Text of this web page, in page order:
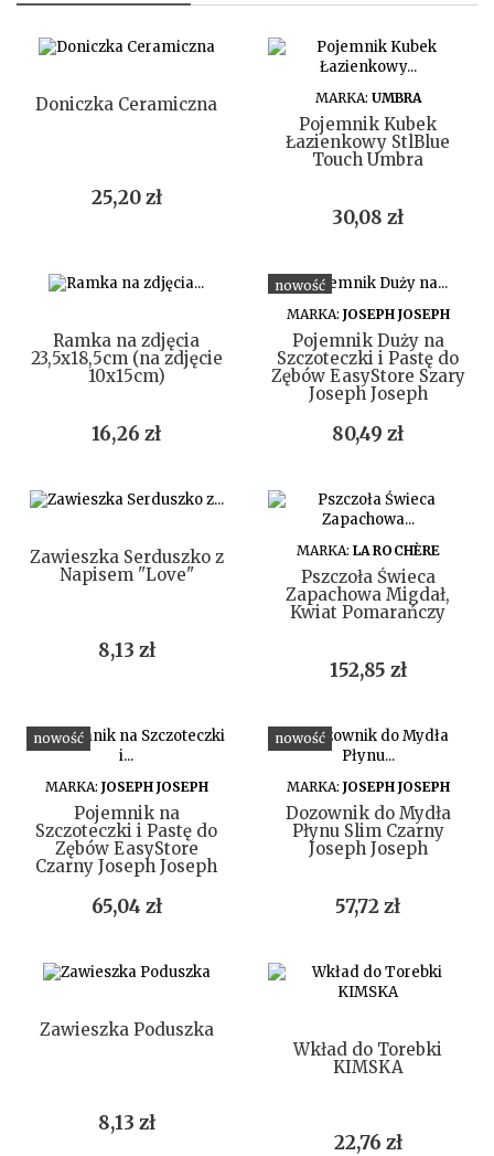
Doniczka Ceramiczna
Cena
25,20 zł
DO KOSZYKA
MARKA: UMBRA
Pojemnik Kubek
Łazienkowy StlBlue
Touch Umbra
Cena
30,08 zł
Ramka na zdjęcia
23,5x18,5cm (na zdjęcie
10x15cm)
Cena
16,26 zł
nowość
DO KOSZYKA
MARKA: JOSEPH JOSEPH
Pojemnik Duży na
Szczoteczki i Pastę do
Zębów EasyStore Szary
Joseph Joseph
Cena
80,49 zł
Zawieszka Serduszko z
Napisem "Love"
Cena
8,13 zł
DO KOSZYKA
MARKA: LA ROCHÈRE
Pszczoła Świeca
Zapachowa Migdał,
Kwiat Pomarańczy
Cena
152,85 zł
nowość
DO KOSZYKA
MARKA: JOSEPH JOSEPH
Pojemnik na
Szczoteczki i Pastę do
Zębów EasyStore
Czarny Joseph Joseph
Cena
65,04 zł
nowość
DO KOSZYKA
MARKA: JOSEPH JOSEPH
Dozownik do Mydła
Płynu Slim Czarny
Joseph Joseph
Cena
57,72 zł
Zawieszka Poduszka
Cena
8,13 zł
Wkład do Torebki
KIMSKA
Cena
22,76 zł